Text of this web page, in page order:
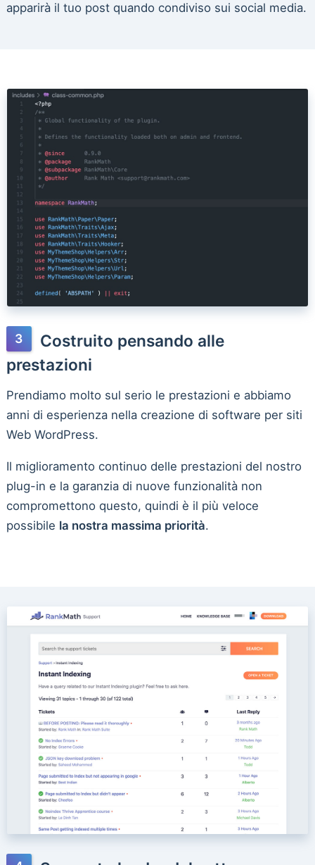
apparirà il tuo post quando condiviso sui social media.
Costruito pensando alle
prestazioni
Prendiamo molto sul serio le prestazioni e abbiamo
anni di esperienza nella creazione di software per siti
Web WordPress.
Il miglioramento continuo delle prestazioni del nostro
plug-in e la garanzia di nuove funzionalità non
compromettono questo, quindi è il più veloce
possibile la nostra massima priorità.